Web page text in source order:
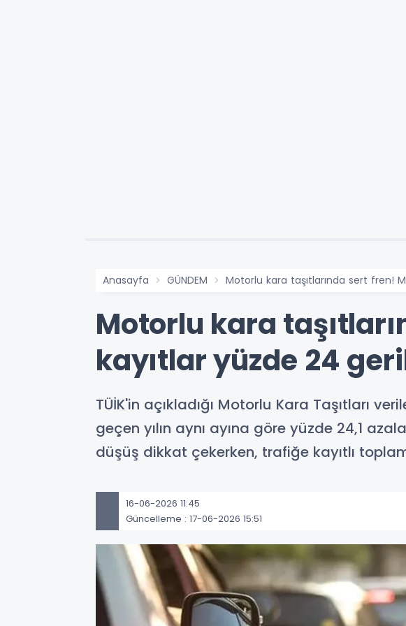
Anasayfa GÜNDEM Motorlu kara taşıtlarında sert fren!
Motorlu kara
kayıtlar yüzde 24
TÜİK'in açıkladığı Motorlu Kara Taşıtları
geçen yılın aynı ayına göre yüzde 24,1
düşüş dikkat çekerken, trafiğe kayıtlı
16-06-2026 11:45
Güncelleme : 17-06-2026 15:51